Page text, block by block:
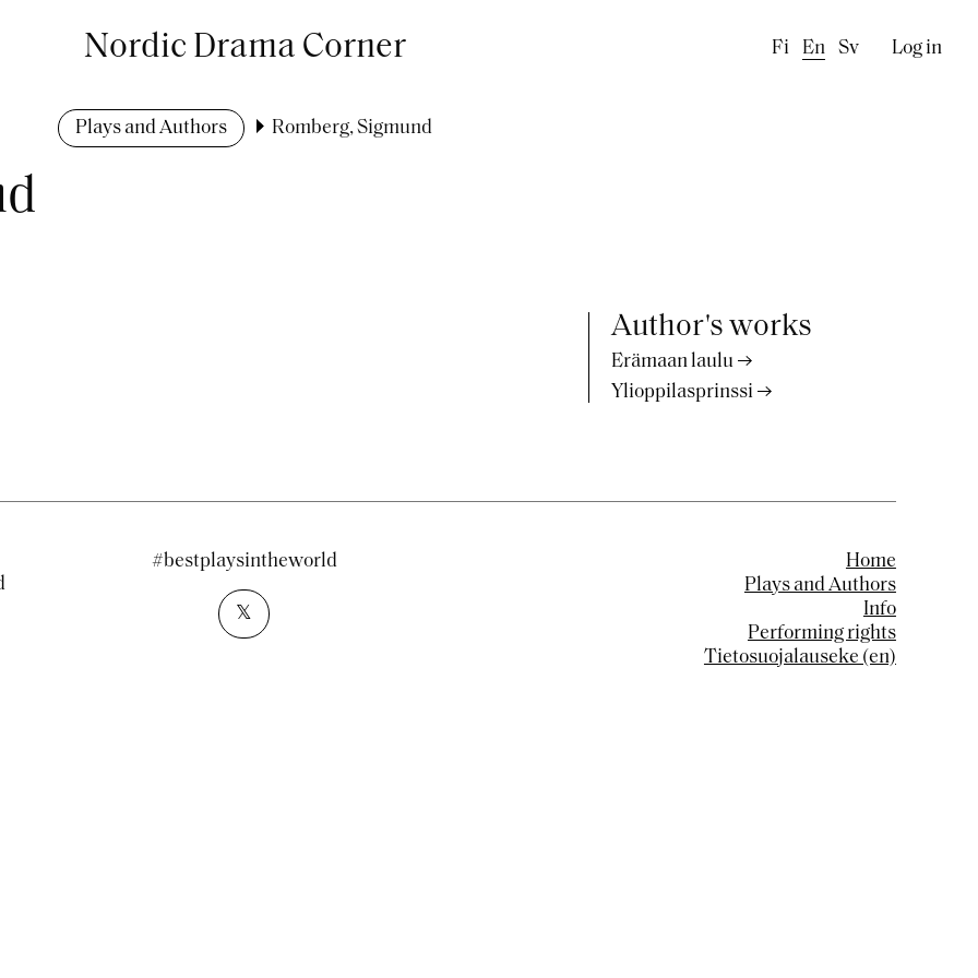
Nordic Drama Corner Fi En Sv Log in
Plays and Authors Romberg, Sigmund
Author's works
Erämaan laulu
Ylioppilasprinssi
Home
Plays and Authors
Info
Performing rights
Tietosuojalauseke (en)
#bestplaysintheworld
𝕏